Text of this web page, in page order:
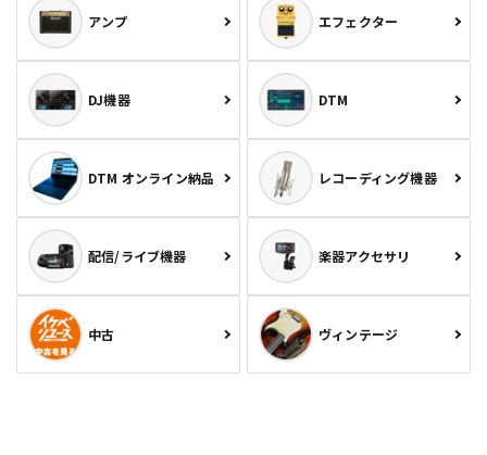
アンプ エフェクター
DJ機器 DTM
DTM オンライン納品 レコーディング機器
配信/ライブ機器 楽器アクセサリ
中古 ヴィンテージ